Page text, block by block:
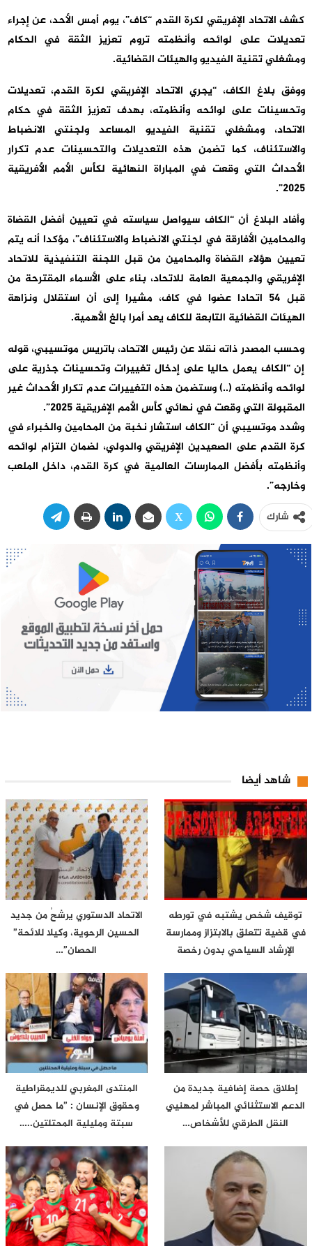
كشف الاتحاد الإفريقي لكرة القدم “كاف”، يوم أمس الأحد، عن إجراء
تعديلات على لوائحه وأنظمته تروم تعزيز الثقة في الحكام
ومشغلي تقنية الفيديو والهيئات القضائية.
ووفق بلاغ الكاف، “يجري الاتحاد الإفريقي لكرة القدم، تعديلات
وتحسينات على لوائحه وأنظمته، بهدف تعزيز الثقة في حكام
الاتحاد، ومشغلي تقنية الفيديو المساعد ولجنتي الانضباط
والاستئناف، كما تضمن هذه التعديلات والتحسينات عدم تكرار
الأحداث التي وقعت في المباراة النهائية لكأس الأمم الأفريقية
2025”.
وأفاد البلاغ أن “الكاف سيواصل سياسته في تعيين أفضل القضاة
والمحامين الأفارقة في لجنتي الانضباط والاستئناف”، مؤكدا أنه يتم
تعيين هؤلاء القضاة والمحامين من قبل اللجنة التنفيذية للاتحاد
الإفريقي والجمعية العامة للاتحاد، بناء على الأسماء المقترحة من
قبل 54 اتحادا عضوا في كاف، مشيرا إلى أن استقلال ونزاهة
الهيئات القضائية التابعة للكاف يعد أمرا بالغ الأهمية.
وحسب المصدر ذاته نقلا عن رئيس الاتحاد، باتريس موتسيبي، قوله
إن “الكاف يعمل حاليا على إدخال تغييرات وتحسينات جذرية على
لوائحه وأنظمته (..) وستضمن هذه التغييرات عدم تكرار الأحداث غير
المقبولة التي وقعت في نهائي كأس الأمم الإفريقية 2025”.
وشدد موتسيبي أن “الكاف استشار نخبة من المحامين والخبراء في
كرة القدم على الصعيدين الإفريقي والدولي، لضمان التزام لوائحه
وأنظمته بأفضل الممارسات العالمية في كرة القدم، داخل الملعب
وخارجه”.
شارك
شاهد أيضا
توقيف شخص يشتبه في تورطه
في قضية تتعلق بالابتزاز وممارسة
الإرشاد السياحي بدون رخصة
الاتحاد الدستوري يرشحُ من جديد
الحسين الرحوية، وكيلا للائحة”
الحصان”…
إطلاق حصة إضافية جديدة من
الدعم الاستثنائي المباشر لمهنيي
النقل الطرقي للأشخاص…
المنتدى المغربي للديمقراطية
وحقوق الإنسان : ”ما حصل في
سبتة ومليلية المحتلتين..…